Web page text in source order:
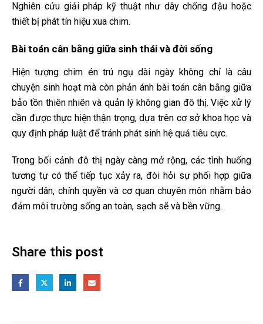
Nghiên cứu giải pháp kỹ thuật như dây chống đậu hoặc
thiết bị phát tín hiệu xua chim.
Bài toán cân bằng giữa sinh thái và đời sống
Hiện tượng chim én trú ngụ dài ngày không chỉ là câu
chuyện sinh hoạt mà còn phản ánh bài toán cân bằng giữa
bảo tồn thiên nhiên và quản lý không gian đô thị. Việc xử lý
cần được thực hiện thận trọng, dựa trên cơ sở khoa học và
quy định pháp luật để tránh phát sinh hệ quả tiêu cực.
Trong bối cảnh đô thị ngày càng mở rộng, các tình huống
tương tự có thể tiếp tục xảy ra, đòi hỏi sự phối hợp giữa
người dân, chính quyền và cơ quan chuyên môn nhằm bảo
đảm môi trường sống an toàn, sạch sẽ và bền vững.
Share this post